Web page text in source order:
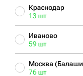
Краснодар
13 шт
Иваново
59 шт
Москва
76 шт